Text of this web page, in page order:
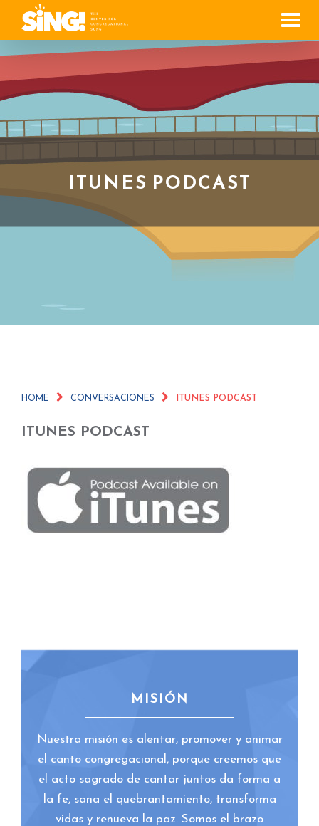
Menu
ITUNES PODCAST
HOME CONVERSACIONES ITUNES PODCAST
ITUNES PODCAST
MISIÓN
Nuestra misión es alentar, promover y animar
el canto congregacional, porque creemos que
el acto sagrado de cantar juntos da forma a
la fe, sana el quebrantamiento, transforma
vidas y renueva la paz. Somos el brazo